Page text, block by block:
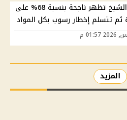
طالبة بكفر الشيخ تظهر ناجحة بنسبة 68% على
ثم تتسلم إخطار رسوب بكل المواد
المزيد